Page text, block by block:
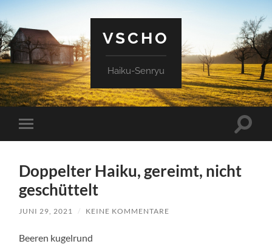
VSCHO
Haiku-Senryu
Mobile-
Menü
Doppelter Haiku, gereimt, nicht
geschüttelt
JUNI 29, 2021 / KEINE KOMMENTARE
Beeren kugelrund